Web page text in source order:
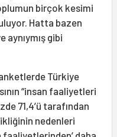
birçok kesimi
Hatta bazen
gibi
anketlerde Türkiye
“insan faaliyetleri
71,4’ü tarafından
nedenleri